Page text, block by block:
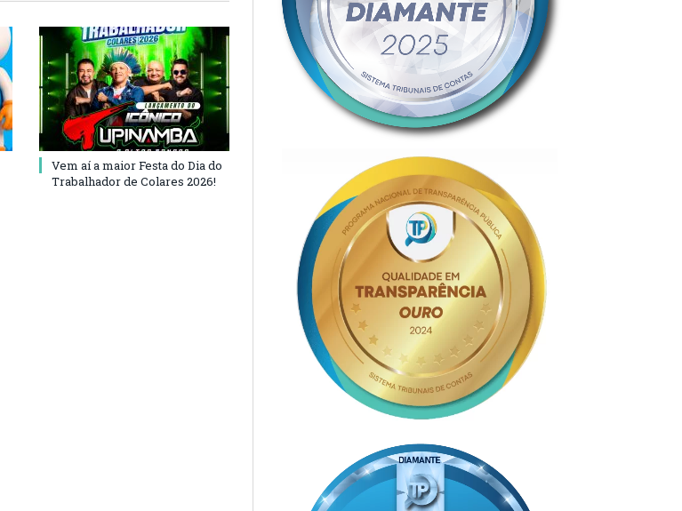
Vem aí a maior Festa do Dia do
Trabalhador de Colares 2026!